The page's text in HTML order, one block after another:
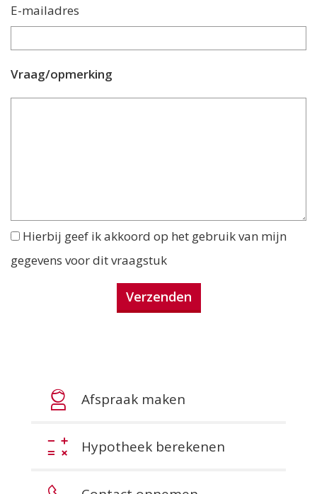
E-mailadres
Vraag/opmerking
Hierbij geef ik akkoord op het gebruik van mijn
gegevens voor dit vraagstuk
Afspraak maken
Hypotheek berekenen